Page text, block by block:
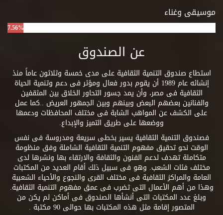
موسيقى وغناء
7.56%
عن الصندوق
استطاع صندوق التنمية الثقافية على مدى خمسة وثلاثون عاماً منذ
إنشائه عام 1989 أن يقوم بدور فعال ومؤثر فى دعم وتنمية الحياة
الثقافية فى مصر، وأن يمد جسور التحاور الخلاق بين المثقفين
والفنانين بعضهم البعض وبينهم وبين الجمهور العريض ..كما عمل
على الكشف عن المواهب الشابة فى مختلف المحافظات ودعمها
ووضعها على طريق التميز والإبداع.
فصندوق التنمية الثقافية يسير بخطى سريعة ومدروسة فى نفس
الوقت نحو تحقيق مفهوم التنمية الثقافية الشاملة وفق منظومة
متكاملة تهدف لدعم الفنون والثقافة والارتقاء بها ونشرها لدى
مختلف فئات الشعب. وهو فى سبيل ذلك أقام العديد من المكتبات
العامة والمراكز الثقافية فى مختلف القرى والنجوع والأحياء الشعبية
وهذا من أهم الأعمال التى تضرب فى عمق مفهوم التنمية الثقافية.
وبلغ عدد المكتبات التى أنشأها الصندوق فى أماكن لم يكن من
المتصور إقامة مثل هذه المكتبات بها حوالى 90 مكتبة .